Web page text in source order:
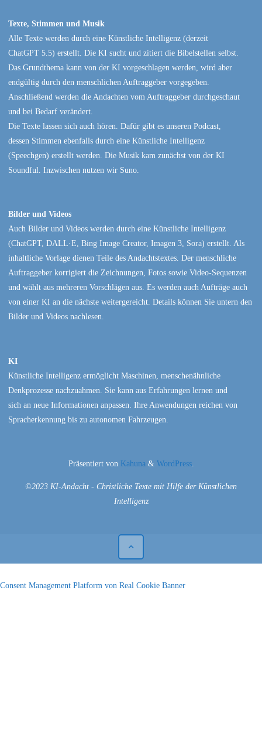
Texte, Stimmen und Musik
Alle Texte werden durch eine Künstliche Intelligenz (derzeit
ChatGPT 5.5) erstellt. Die KI sucht und zitiert die Bibelstellen selbst.
Das Grundthema kann von der KI vorgeschlagen werden, wird aber
endgültig durch den menschlichen Auftraggeber vorgegeben.
Anschließend werden die Andachten vom Auftraggeber durchgeschaut
und bei Bedarf verändert.
Die Texte lassen sich auch hören. Dafür gibt es unseren Podcast,
dessen Stimmen ebenfalls durch eine Künstliche Intelligenz
(Speechgen) erstellt werden. Die Musik kam zunächst von der KI
Soundful. Inzwischen nutzen wir Suno.
Bilder und Videos
Auch Bilder und Videos werden durch eine Künstliche Intelligenz
(ChatGPT, DALL·E, Bing Image Creator, Imagen 3, Sora) erstellt. Als
inhaltliche Vorlage dienen Teile des Andachtstextes. Der menschliche
Auftraggeber korrigiert die Zeichnungen, Fotos sowie Video-Sequenzen
und wählt aus mehreren Vorschlägen aus. Es werden auch Aufträge auch
von einer KI an die nächste weitergereicht. Details können Sie untern den
Bilder und Videos nachlesen.
KI
Künstliche Intelligenz ermöglicht Maschinen, menschenähnliche
Denkprozesse nachzuahmen. Sie kann aus Erfahrungen lernen und
sich an neue Informationen anpassen. Ihre Anwendungen reichen von
Spracherkennung bis zu autonomen Fahrzeugen.
Präsentiert von Kahuna & WordPress.
©2023 KI-Andacht - Christliche Texte mit Hilfe der Künstlichen
Intelligenz
Consent Management Platform von Real Cookie Banner